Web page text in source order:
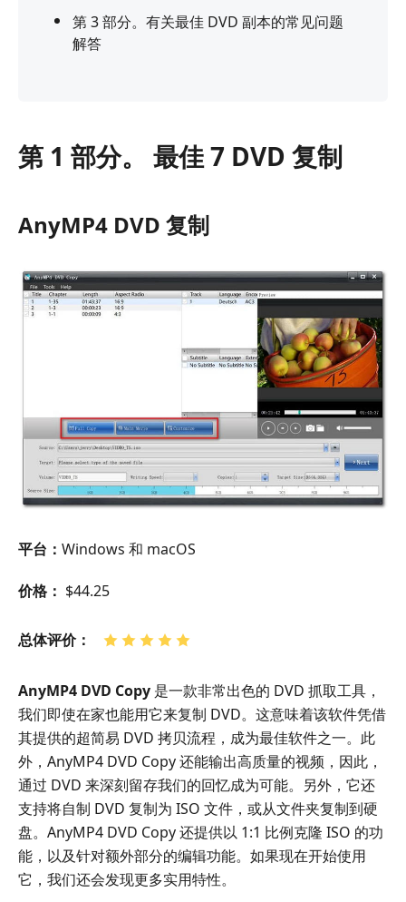
第 3 部分。有关最佳 DVD 副本的常见问题
解答
第 1 部分。 最佳 7 DVD 复制
AnyMP4 DVD 复制
平台： Windows 和 macOS
价格： $44.25
总体评价：
AnyMP4 DVD Copy 是一款非常出色的 DVD 抓取工具，
我们即使在家也能用它来复制 DVD。这意味着该软件凭借
其提供的超简易 DVD 拷贝流程，成为最佳软件之一。此
外，AnyMP4 DVD Copy 还能输出高质量的视频，因此，
通过 DVD 来深刻留存我们的回忆成为可能。另外，它还
支持将自制 DVD 复制为 ISO 文件，或从文件夹复制到硬
盘。AnyMP4 DVD Copy 还提供以 1:1 比例克隆 ISO 的功
能，以及针对额外部分的编辑功能。如果现在开始使用
它，我们还会发现更多实用特性。